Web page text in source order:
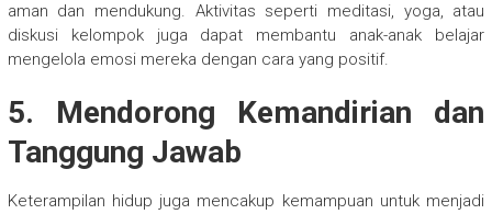
aman dan mendukung. Aktivitas seperti meditasi, yoga, atau
diskusi kelompok juga dapat membantu anak-anak belajar
mengelola emosi mereka dengan cara yang positif.
5. Mendorong Kemandirian dan
Tanggung Jawab
Keterampilan hidup juga mencakup kemampuan untuk menjadi